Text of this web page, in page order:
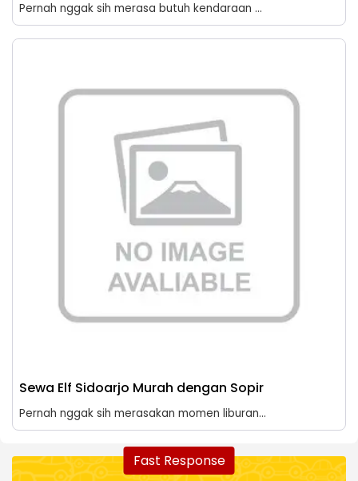
Pernah nggak sih merasa butuh kendaraan ...
Sewa Elf Sidoarjo Murah dengan Sopir
Pernah nggak sih merasakan momen liburan...
Fast Response